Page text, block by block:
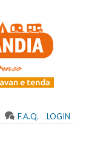
F.A.Q. LOGIN